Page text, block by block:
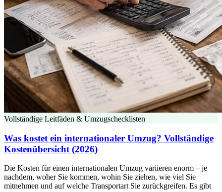
Vollständige Leitfäden & Umzugschecklisten
Was kostet ein internationaler Umzug? Vollständige
Kostenübersicht (2026)
Die Kosten für einen internationalen Umzug variieren enorm – je
nachdem, woher Sie kommen, wohin Sie ziehen, wie viel Sie
mitnehmen und auf welche Transportart Sie zurückgreifen. Es gibt